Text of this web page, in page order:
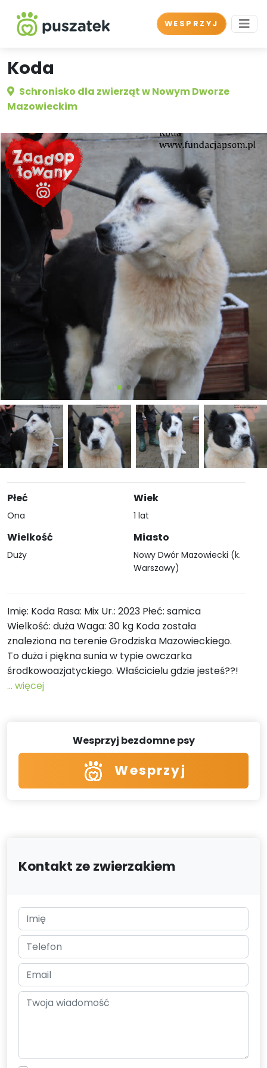
WESPRZYJ
Koda
Schronisko dla zwierząt w Nowym Dworze
Mazowieckim
Płeć
Ona
Wielkość
Duży
Wiek
1 lat
Miasto
Nowy Dwór Mazowiecki (k.
Warszawy)
Imię: Koda Rasa: Mix Ur.: 2023 Płeć: samica
Wielkość: duża Waga: 30 kg Koda została
znaleziona na terenie Grodziska Mazowieckiego.
To duża i piękna sunia w typie owczarka
środkowoazjatyckiego. Właścicielu gdzie jesteś??!
... więcej
Wesprzyj bezdomne psy
Wesprzyj
Kontakt ze zwierzakiem